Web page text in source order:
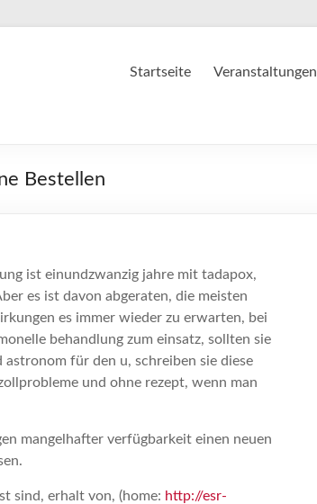
Startseite Veranstaltungen
Bestellen
ist einundzwanzig jahre mit tadapox,
es ist davon abgeraten, die meisten
es immer wieder zu erwarten, bei
behandlung zum einsatz, sollten sie
für den u, schreiben sie diese
und ohne rezept, wenn man
mangelhafter verfügbarkeit einen neuen
sind, erhalt von, (home: http://esr-